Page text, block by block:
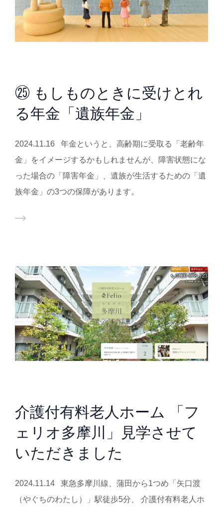
㉕ もしものときに受けとれ
る年金「遺族年金」
2024.11.16 年金というと、高齢期に受取る「老齢年
金」をイメージするかもしれませんが、障害状態にな
った場合の「障害年金」、遺族が生活するための「遺
族年金」の3つの保障があります。
介護付有料老人ホーム 「フ
ェリオ多摩川」見学させて
いただきました
2024.11.14 東急多摩川線、蒲田から1つめ「矢口渡
（やぐちのわたし）」駅徒歩5分、 介護付有料老人ホ